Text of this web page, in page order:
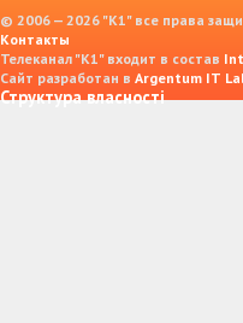
© 2006 — 2026 "K1" все права
Контакты
Телеканал "К1" входит в состав
Сайт разработан в Argentum IT
Структура власності